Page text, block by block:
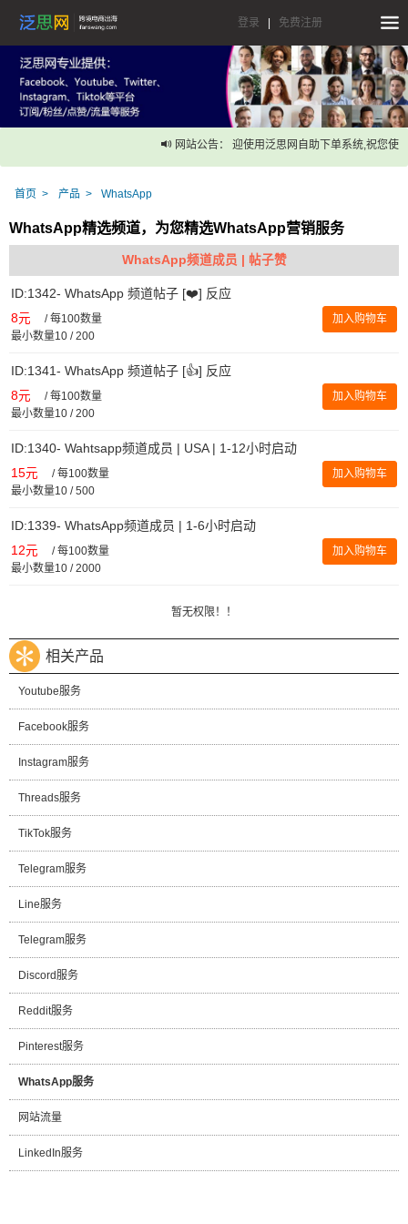
登录 免费注册
网站公告： 迎使用泛思网自助下单系统,祝您使用
首页 产品 WhatsApp
WhatsApp精选频道，为您精选WhatsApp营销服务
WhatsApp频道成员 | 帖子赞
ID:1342- WhatsApp 频道帖子 [❤️] 反应
8元 /每100数量
最小数量10 / 200
加入购物车
ID:1341- WhatsApp 频道帖子 [👍] 反应
8元 /每100数量
最小数量10 / 200
加入购物车
ID:1340- Wahtsapp频道成员 | USA | 1-12小时启动
15元 /每100数量
最小数量10 / 500
加入购物车
ID:1339- WhatsApp频道成员 | 1-6小时启动
12元 /每100数量
最小数量10 / 2000
加入购物车
暂无权限！！
相关产品
Youtube服务
Facebook服务
Instagram服务
Threads服务
TikTok服务
Telegram服务
Line服务
Telegram服务
Discord服务
Reddit服务
Pinterest服务
WhatsApp服务
网站流量
LinkedIn服务